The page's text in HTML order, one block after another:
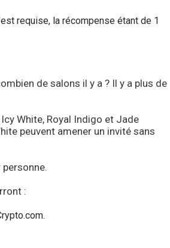
requise, la récompense étant de 1
de salons il y a ? Il y a plus de
White, Royal Indigo et Jade
peuvent amener un invité sans
: